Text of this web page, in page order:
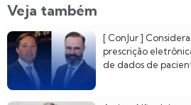
Veja também
[ ConJur ]
prescrição
de dados de